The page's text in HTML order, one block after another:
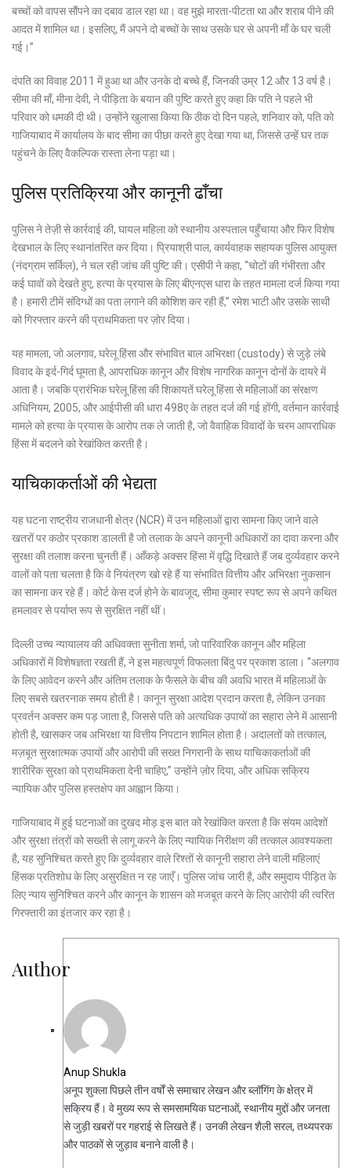
बच्चों को वापस सौंपने का दबाव डाल रहा था। वह मुझे मारता-पीटता था और शराब पीने की
आदत में शामिल था। इसलिए, मैं अपने दो बच्चों के साथ उसके घर से अपनी माँ के घर चली
गई।”
दंपति का विवाह 2011 में हुआ था और उनके दो बच्चे हैं, जिनकी उम्र 12 और 13 वर्ष है।
सीमा की माँ, मीना देवी, ने पीड़िता के बयान की पुष्टि करते हुए कहा कि पति ने पहले भी
परिवार को धमकी दी थी। उन्होंने खुलासा किया कि ठीक दो दिन पहले, शनिवार को, पति को
गाजियाबाद में कार्यालय के बाद सीमा का पीछा करते हुए देखा गया था, जिससे उन्हें घर तक
पहुंचने के लिए वैकल्पिक रास्ता लेना पड़ा था।
पुलिस प्रतिक्रिया और कानूनी ढाँचा
पुलिस ने तेज़ी से कार्रवाई की, घायल महिला को स्थानीय अस्पताल पहुँचाया और फिर विशेष
देखभाल के लिए स्थानांतरित कर दिया। प्रियाश्री पाल, कार्यवाहक सहायक पुलिस आयुक्त
(नंदग्राम सर्किल), ने चल रही जांच की पुष्टि की। एसीपी ने कहा, “चोटों की गंभीरता और
कई घावों को देखते हुए, हत्या के प्रयास के लिए बीएनएस धारा के तहत मामला दर्ज किया गया
है। हमारी टीमें संदिग्धों का पता लगाने की कोशिश कर रही हैं,” रमेश भाटी और उसके साथी
को गिरफ्तार करने की प्राथमिकता पर ज़ोर दिया।
यह मामला, जो अलगाव, घरेलू हिंसा और संभावित बाल अभिरक्षा (custody) से जुड़े लंबे
विवाद के इर्द-गिर्द घूमता है, आपराधिक कानून और विशेष नागरिक कानून दोनों के दायरे में
आता है। जबकि प्रारंभिक घरेलू हिंसा की शिकायतें घरेलू हिंसा से महिलाओं का संरक्षण
अधिनियम, 2005, और आईपीसी की धारा 498ए के तहत दर्ज की गई होंगी, वर्तमान कार्रवाई
मामले को हत्या के प्रयास के आरोप तक ले जाती है, जो वैवाहिक विवादों के चरम आपराधिक
हिंसा में बदलने को रेखांकित करती है।
याचिकाकर्ताओं की भेद्यता
यह घटना राष्ट्रीय राजधानी क्षेत्र (NCR) में उन महिलाओं द्वारा सामना किए जाने वाले
खतरों पर कठोर प्रकाश डालती है जो तलाक के अपने कानूनी अधिकारों का दावा करना और
सुरक्षा की तलाश करना चुनती हैं। आँकड़े अक्सर हिंसा में वृद्धि दिखाते हैं जब दुर्व्यवहार करने
वालों को पता चलता है कि वे नियंत्रण खो रहे हैं या संभावित वित्तीय और अभिरक्षा नुकसान
का सामना कर रहे हैं। कोर्ट केस दर्ज होने के बावजूद, सीमा कुमार स्पष्ट रूप से अपने कथित
हमलावर से पर्याप्त रूप से सुरक्षित नहीं थीं।
दिल्ली उच्च न्यायालय की अधिवक्ता सुनीता शर्मा, जो पारिवारिक कानून और महिला
अधिकारों में विशेषज्ञता रखती हैं, ने इस महत्वपूर्ण विफलता बिंदु पर प्रकाश डाला। “अलगाव
के लिए आवेदन करने और अंतिम तलाक के फैसले के बीच की अवधि भारत में महिलाओं के
लिए सबसे खतरनाक समय होती है। कानून सुरक्षा आदेश प्रदान करता है, लेकिन उनका
प्रवर्तन अक्सर कम पड़ जाता है, जिससे पति को अत्यधिक उपायों का सहारा लेने में आसानी
होती है, खासकर जब अभिरक्षा या वित्तीय निपटान शामिल होता है। अदालतों को तत्काल,
मज़बूत सुरक्षात्मक उपायों और आरोपी की सख्त निगरानी के साथ याचिकाकर्ताओं की
शारीरिक सुरक्षा को प्राथमिकता देनी चाहिए,” उन्होंने ज़ोर दिया, और अधिक सक्रिय
न्यायिक और पुलिस हस्तक्षेप का आह्वान किया।
गाजियाबाद में हुई घटनाओं का दुखद मोड़ इस बात को रेखांकित करता है कि संयम आदेशों
और सुरक्षा तंत्रों को सख्ती से लागू करने के लिए न्यायिक निरीक्षण की तत्काल आवश्यकता
है, यह सुनिश्चित करते हुए कि दुर्व्यवहार वाले रिश्तों से कानूनी सहारा लेने वाली महिलाएं
हिंसक प्रतिशोध के लिए असुरक्षित न रह जाएँ। पुलिस जांच जारी है, और समुदाय पीड़ित के
लिए न्याय सुनिश्चित करने और कानून के शासन को मजबूत करने के लिए आरोपी की त्वरित
गिरफ्तारी का इंतजार कर रहा है।
Author
Anup Shukla
अनूप शुक्ला पिछले तीन वर्षों से समाचार लेखन और ब्लॉगिंग के क्षेत्र में
सक्रिय हैं। वे मुख्य रूप से समसामयिक घटनाओं, स्थानीय मुद्दों और जनता
से जुड़ी खबरों पर गहराई से लिखते हैं। उनकी लेखन शैली सरल, तथ्यपरक
और पाठकों से जुड़ाव बनाने वाली है।